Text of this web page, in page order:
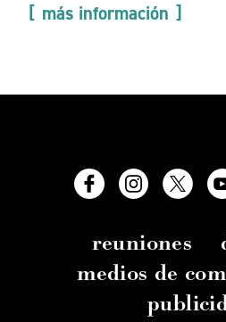
más información
reuniones
medios de